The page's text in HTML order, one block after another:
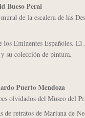
Bueso Peral
de la escalera de las
los Eminentes Españoles.
su colección de pintura.
Puerto Mendoza
olvidados del Museo del
de retratos de Mariana de